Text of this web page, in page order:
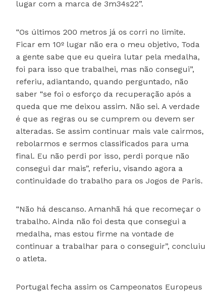
lugar com a marca de 3m34s22”.
“Os últimos 200 metros já os corri no limite.
Ficar em 10º lugar não era o meu objetivo, Toda
a gente sabe que eu queira lutar pela medalha,
foi para isso que trabalhei, mas não consegui”,
referiu, adiantando, quando perguntado, não
saber “se foi o esforço da recuperação após a
queda que me deixou assim. Não sei. A verdade
é que as regras ou se cumprem ou devem ser
alteradas. Se assim continuar mais vale cairmos,
rebolarmos e sermos classificados para uma
final. Eu não perdi por isso, perdi porque não
consegui dar mais”, referiu, visando agora a
continuidade do trabalho para os Jogos de Paris.
“Não há descanso. Amanhã há que recomeçar o
trabalho. Ainda não foi desta que consegui a
medalha, mas estou firme na vontade de
continuar a trabalhar para o conseguir”, concluiu
o atleta.
Portugal fecha assim os Campeonatos Europeus